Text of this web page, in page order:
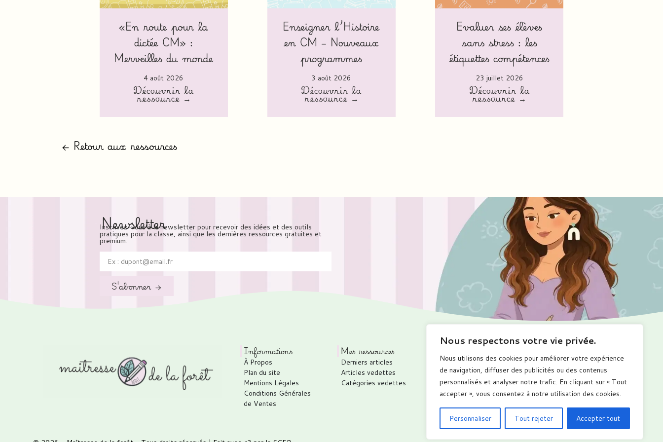
Nous respectons votre vie privée.
Nous utilisons des cookies pour améliorer votre expérience
de navigation, diffuser des publicités ou des contenus
personnalisés et analyser notre trafic. En cliquant sur « Tout
accepter », vous consentez à notre utilisation des cookies.
Personnaliser Tout rejeter Accepter tout
«En route pour la
dictée CM» :
Merveilles du monde
4 août 2026
Découvrir la
ressource →
Enseigner l’Histoire
en CM – Nouveaux
programmes
3 août 2026
Découvrir la
ressource →
Evaluer ses élèves
sans stress : les
étiquettes compétences
23 juillet 2026
Découvrir la
ressource →
← Retour aux ressources
Newsletter
Inscrivez-vous à la newsletter pour recevoir des idées et des outils
pratiques pour la classe, ainsi que les dernières ressources gratuites et
premium.
S'abonner →
Informations
À Propos
Plan du site
Mentions Légales
Conditions Générales
de Ventes
Mes ressources
Derniers articles
Articles vedettes
Catégories vedettes
Promotions
Calendriers
Carnets numérique
Tous les produits